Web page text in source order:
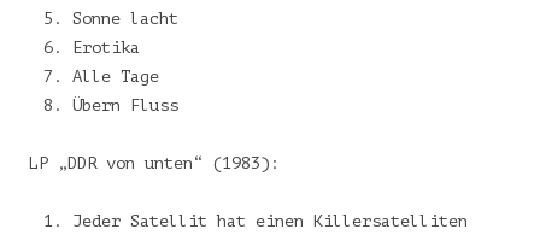
Sonne lacht
Erotika
Alle Tage
Übern Fluss
LP „DDR von unten“ (1983):
Jeder Satellit hat einen Killersatelliten